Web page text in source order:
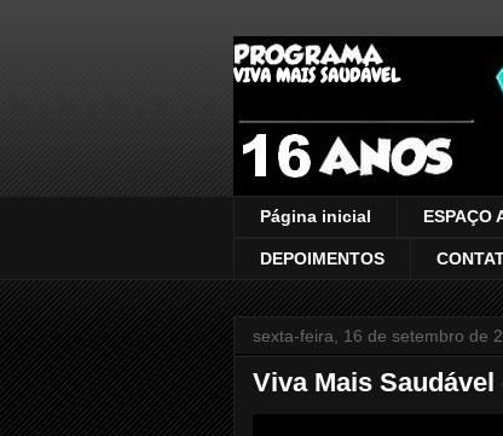
VIVA MAIS SAUDÁVEL
Página inicial ESPAÇO
DEPOIMENTOS
sexta-feira, 16 de setembro de
Viva Mais